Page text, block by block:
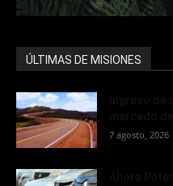
ÚLTIMAS DE MISIONES
7 agosto, 2026